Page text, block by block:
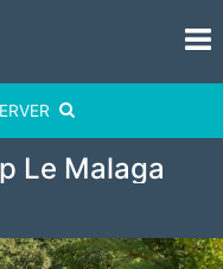
Le Malaga